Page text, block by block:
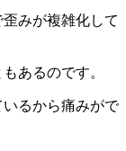
みが複雑化して
あるのです。
るから痛みがで